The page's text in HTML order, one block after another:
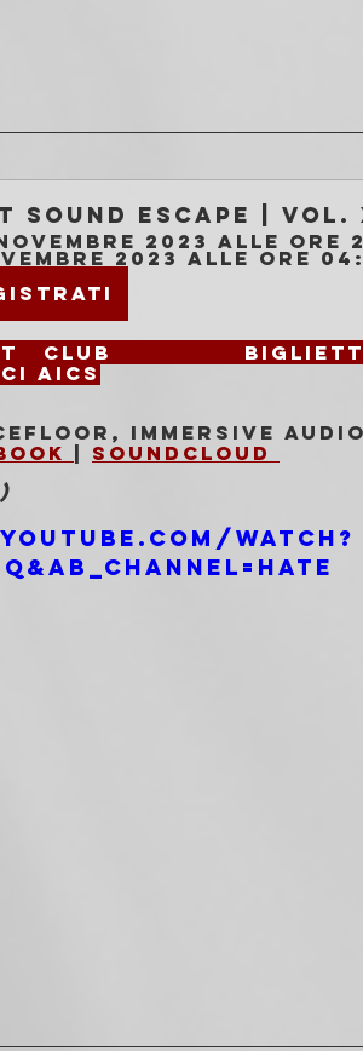
Sound Escape | Vol.
novembre 2023 alle ore
2023 alle ore
AICS
immersive
| Soundcloud
watch?